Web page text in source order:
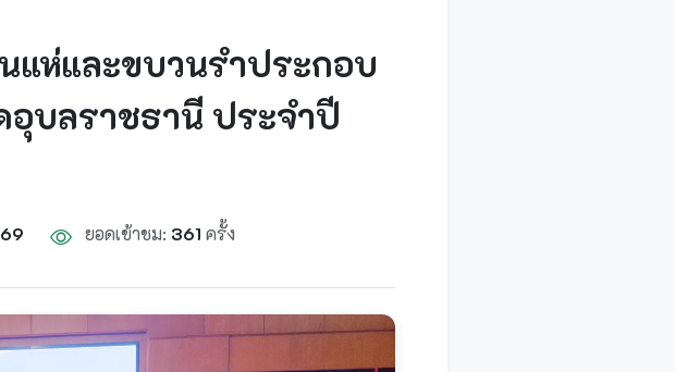
แห่และขบวนรำประกอบ
บลราชธานี ประจำปี
ยอดเข้าชม: 361 ครั้ง